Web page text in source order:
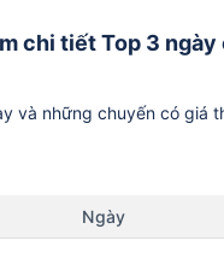
chi tiết Top 3
và những chuyến có
Ngày